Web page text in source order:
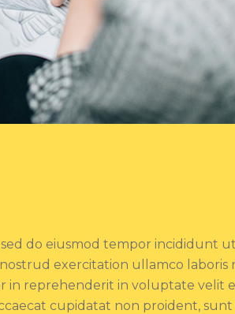
do eiusmod tempor incididunt
exercitation ullamco laboris
in reprehenderit in voluptate velit
cupidatat non proident, sunt